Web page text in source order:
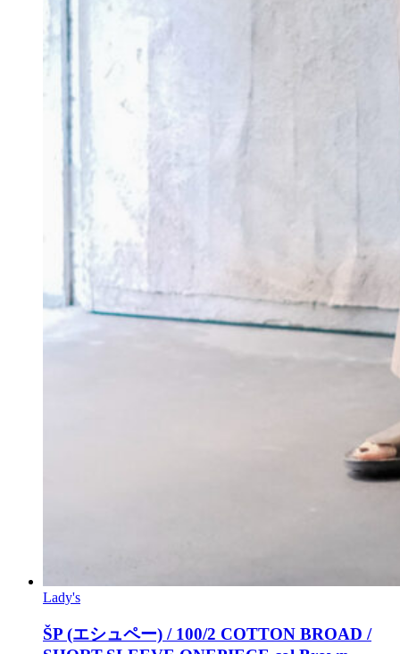
Lady's
ŠP (エシュペー) / 100/2 COTTON BROAD /